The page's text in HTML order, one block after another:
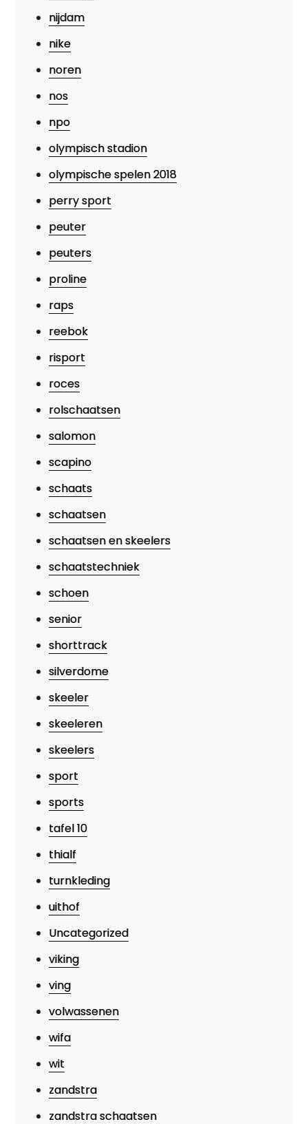
nijdam
nike
noren
nos
npo
olympisch stadion
olympische spelen 2018
perry sport
peuter
peuters
proline
raps
reebok
risport
roces
rolschaatsen
salomon
scapino
schaats
schaatsen
schaatsen en skeelers
schaatstechniek
schoen
senior
shorttrack
silverdome
skeeler
skeeleren
skeelers
sport
sports
tafel 10
thialf
turnkleding
uithof
Uncategorized
viking
ving
volwassenen
wifa
wit
zandstra
zandstra schaatsen